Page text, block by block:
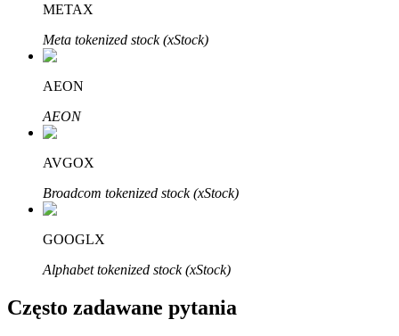
METAX
Meta tokenized stock (xStock)
AEON
AEON
AVGOX
Broadcom tokenized stock (xStock)
GOOGLX
Alphabet tokenized stock (xStock)
Często zadawane pytania